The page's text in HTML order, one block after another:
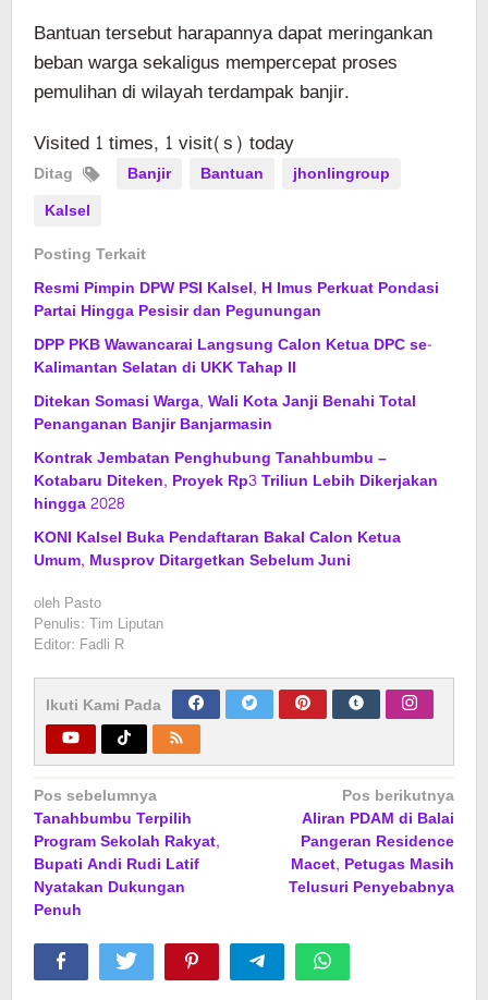
Bantuan tersebut harapannya dapat meringankan
beban warga sekaligus mempercepat proses
pemulihan di wilayah terdampak banjir.
Visited 1 times, 1 visit(s) today
Ditag Banjir Bantuan
jhonlingroup
Kalsel
Posting Terkait
Resmi Pimpin DPW PSI Kalsel, H Imus Perkuat Pondasi
Partai Hingga Pesisir dan Pegunungan
DPP PKB Wawancarai Langsung Calon Ketua DPC se-
Kalimantan Selatan di UKK Tahap II
Ditekan Somasi Warga, Wali Kota Janji Benahi Total
Penanganan Banjir Banjarmasin
Kontrak Jembatan Penghubung Tanahbumbu –
Kotabaru Diteken, Proyek Rp3 Triliun Lebih Dikerjakan
hingga 2028
KONI Kalsel Buka Pendaftaran Bakal Calon Ketua
Umum, Musprov Ditargetkan Sebelum Juni
oleh Pasto
Penulis: Tim Liputan
Editor: Fadli R
Ikuti Kami Pada
Navigasi
pos
Pos sebelumnya
Tanahbumbu Terpilih
Program Sekolah Rakyat,
Bupati Andi Rudi Latif
Nyatakan Dukungan
Penuh
Pos berikutnya
Aliran PDAM di Balai
Pangeran Residence
Macet, Petugas Masih
Telusuri Penyebabnya